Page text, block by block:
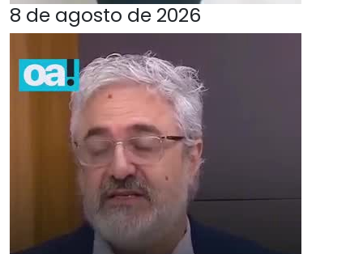
8 de agosto de 2026